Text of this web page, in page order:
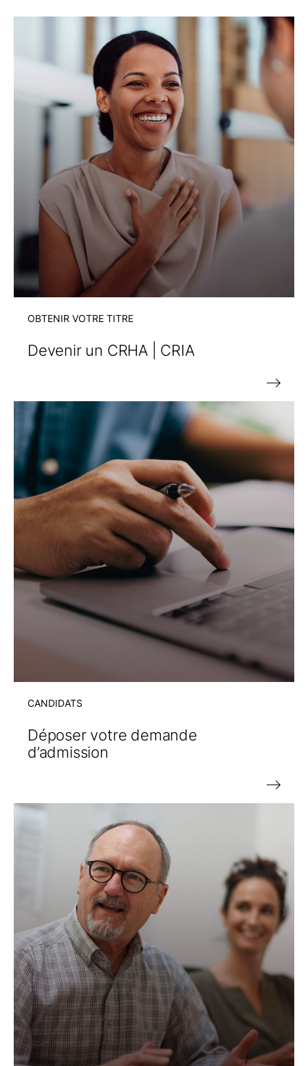
OBTENIR VOTRE TITRE
Devenir un CRHA | CRIA
CANDIDATS
Déposer votre demande
d’admission